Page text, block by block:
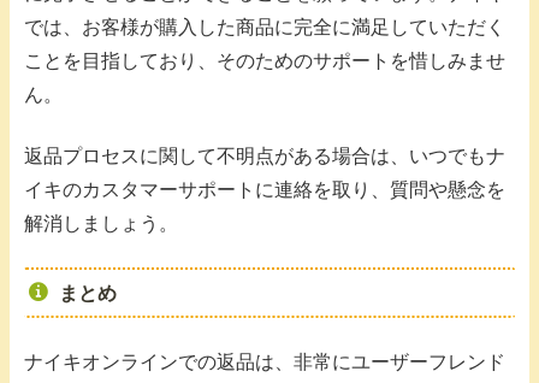
では、お客様が購入した商品に完全に満足していただく
ことを目指しており、そのためのサポートを惜しみませ
ん。
返品プロセスに関して不明点がある場合は、いつでもナ
イキのカスタマーサポートに連絡を取り、質問や懸念を
解消しましょう。
まとめ
ナイキオンラインでの返品は、非常にユーザーフレンド